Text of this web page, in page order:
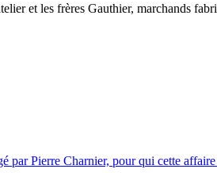
et les frères Gauthier, marchands
par Pierre Charnier, pour qui cette